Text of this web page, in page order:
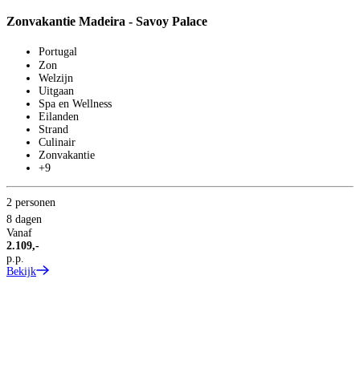
Zonvakantie Madeira - Savoy Palace
Portugal
Zon
Welzijn
Uitgaan
Spa en Wellness
Eilanden
Strand
Culinair
Zonvakantie
+9
2 personen
8 dagen
Vanaf
2.109,-
p.p.
Bekijk